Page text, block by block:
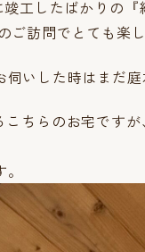
工したばかりの
訪問でとても楽
いした時はまだ庭
ちらのお宅です